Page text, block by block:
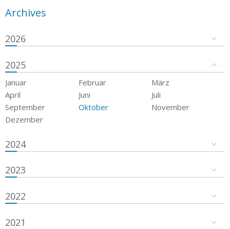
Archives
2026
2025
Januar Februar
März
April
Juni
Juli
September
Oktober
November
Dezember
2024
2023
2022
2021